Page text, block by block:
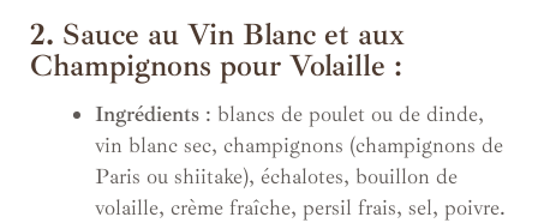
2. Sauce au Vin Blanc et aux
Champignons pour Volaille :
Ingrédients : blancs de poulet ou de dinde,
vin blanc sec, champignons (champignons de
Paris ou shiitake), échalotes, bouillon de
volaille, crème fraîche, persil frais, sel, poivre.